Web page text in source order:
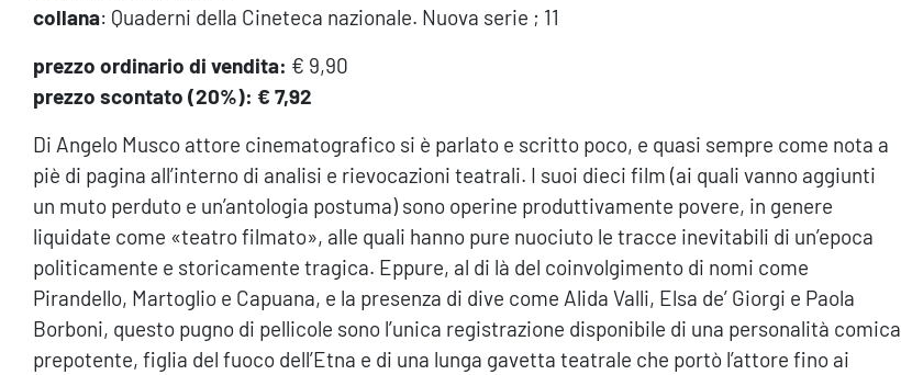
collana: Quaderni della Cineteca nazionale. Nuova serie ; 11
prezzo ordinario di vendita: € 9,90
prezzo scontato (20%): € 7,92
Di Angelo Musco attore cinematografico si è parlato e scritto poco, e quasi sempre come nota a
piè di pagina all’interno di analisi e rievocazioni teatrali. I suoi dieci film (ai quali vanno aggiunti
un muto perduto e un’antologia postuma) sono operine produttivamente povere, in genere
liquidate come «teatro filmato», alle quali hanno pure nuociuto le tracce inevitabili di un’epoca
politicamente e storicamente tragica. Eppure, al di là del coinvolgimento di nomi come
Pirandello, Martoglio e Capuana, e la presenza di dive come Alida Valli, Elsa de’ Giorgi e Paola
Borboni, questo pugno di pellicole sono l’unica registrazione disponibile di una personalità comica
prepotente, figlia del fuoco dell’Etna e di una lunga gavetta teatrale che portò l’attore fino ai